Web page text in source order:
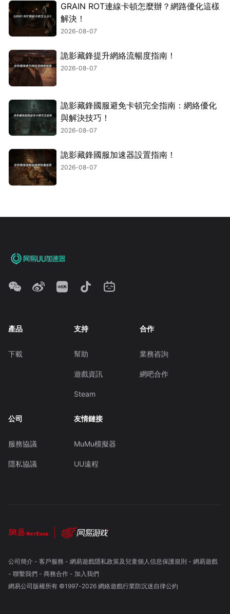
GRAIN ROT連線卡頓怎麼辦？網路優化這樣
解決！
2026-08-07
詭影藏鋒提升網絡流暢度指南！
2026-08-07
詭影藏鋒國服避免卡頓完全指南：網絡優化
與解決技巧！
2026-08-07
詭影藏鋒國服加速器設置指南！
2026-08-07
產品
下載
支持
幫助
遊戲資訊
Steam
合作
業務咨詢
網吧合作
公司
服務協議
隱私協議
友情鏈接
MuMu模擬器
UU遠程
公司簡介- 客戶服務 - 網易遊戲隱私政策及兒童個人信息保護規則 - 網易遊戲
- 聯繫我們- 商務合作- 加入我們
網易公司版權所有 ©1997-2026 網絡遊戲行業防沉迷自律公約